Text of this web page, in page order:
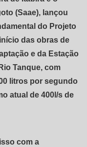
(Saae), lançou
do Projeto
das obras de
e da Estação
Tanque, com
litros por segundo
atual de 400l/s de
com a